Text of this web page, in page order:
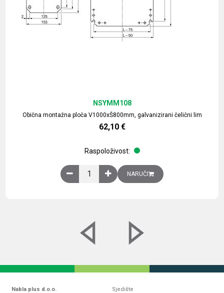
Obična montažna ploča V1000xŠ800mm, galvanizirani čelični lim
NSYMM108
62,10 €
Raspoloživost:
Obična montažna ploča V1000xŠ800mm,
NARUČI
Nabla plus d.o.o.
Sjedište